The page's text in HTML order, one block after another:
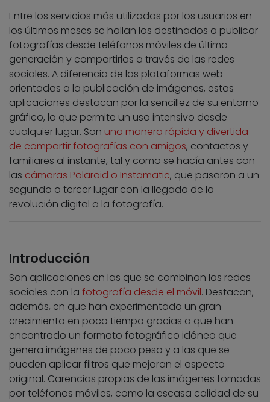
Entre los servicios más utilizados por los usuarios en
los últimos meses se hallan los destinados a publicar
fotografías desde teléfonos móviles de última
generación y compartirlas a través de las redes
sociales. A diferencia de las plataformas web
orientadas a la publicación de imágenes, estas
aplicaciones destacan por la sencillez de su entorno
gráfico, lo que permite un uso intensivo desde
cualquier lugar. Son una manera rápida y divertida
de compartir fotografías con amigos, contactos y
familiares al instante, tal y como se hacía antes con
las cámaras Polaroid o Instamatic, que pasaron a un
segundo o tercer lugar con la llegada de la
revolución digital a la fotografía.
Introducción
Son aplicaciones en las que se combinan las redes
sociales con la fotografía desde el móvil. Destacan,
además, en que han experimentado un gran
crecimiento en poco tiempo gracias a que han
encontrado un formato fotográfico idóneo que
genera imágenes de poco peso y a las que se
pueden aplicar filtros que mejoran el aspecto
original. Carencias propias de las imágenes tomadas
por teléfonos móviles, como la escasa calidad de su